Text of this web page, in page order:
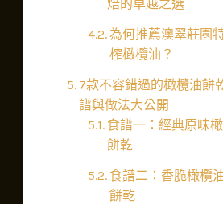
焙的卓越之選
為何推薦澳翠莊園
榨橄欖油？
7款不容錯過的橄欖油餅
譜與做法大公開
食譜一：經典原味
餅乾
食譜二：香脆橄欖
餅乾